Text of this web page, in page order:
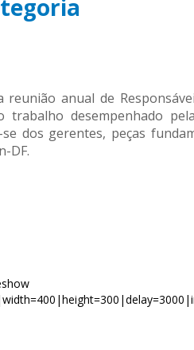
anual de
desempenhado
dos gerentes, peças
DF.